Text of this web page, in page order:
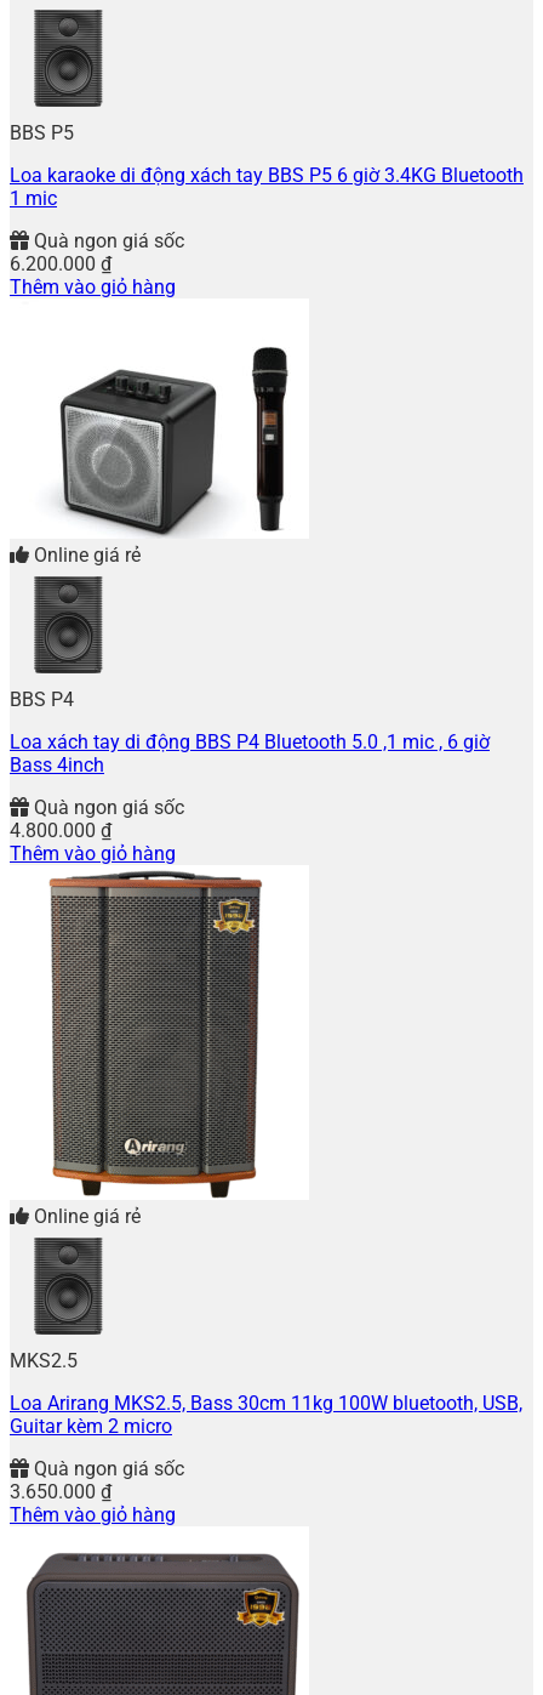
BBS P5
Loa karaoke di động xách tay BBS P5 6 giờ 3.4KG Bluetooth
1 mic
Quà ngon giá sốc
6.200.000 ₫
Thêm vào giỏ hàng
Online giá rẻ
BBS P4
Loa xách tay di động BBS P4 Bluetooth 5.0 ,1 mic , 6 giờ
Bass 4inch
Quà ngon giá sốc
4.800.000 ₫
Thêm vào giỏ hàng
Online giá rẻ
MKS2.5
Loa Arirang MKS2.5, Bass 30cm 11kg 100W bluetooth, USB,
Guitar kèm 2 micro
Quà ngon giá sốc
3.650.000 ₫
Thêm vào giỏ hàng